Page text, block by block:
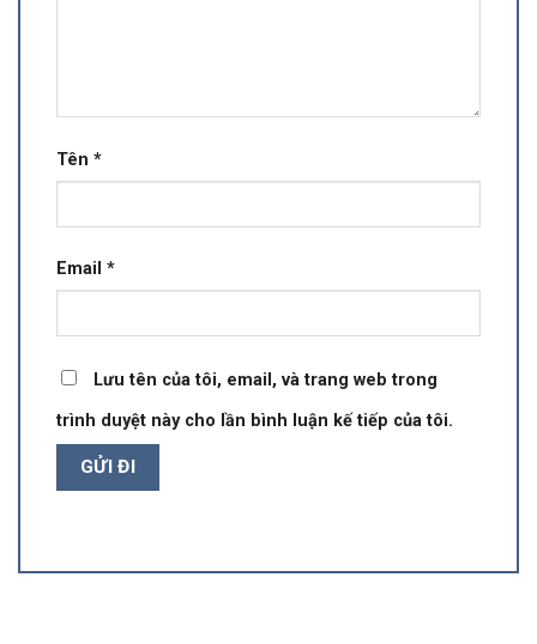
Tên *
Email *
Lưu tên của tôi, email, và trang web trong
trình duyệt này cho lần bình luận kế tiếp của tôi.